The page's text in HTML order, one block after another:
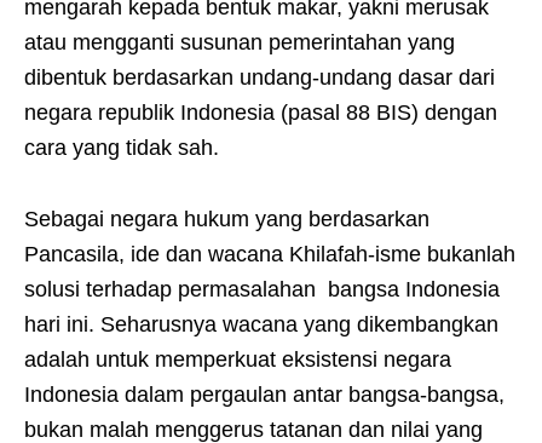
mengarah kepada bentuk makar, yakni merusak
atau mengganti susunan pemerintahan yang
dibentuk berdasarkan undang-undang dasar dari
negara republik Indonesia (pasal 88 BIS) dengan
cara yang tidak sah.
Sebagai negara hukum yang berdasarkan
Pancasila, ide dan wacana Khilafah-isme bukanlah
solusi terhadap permasalahan bangsa Indonesia
hari ini. Seharusnya wacana yang dikembangkan
adalah untuk memperkuat eksistensi negara
Indonesia dalam pergaulan antar bangsa-bangsa,
bukan malah menggerus tatanan dan nilai yang